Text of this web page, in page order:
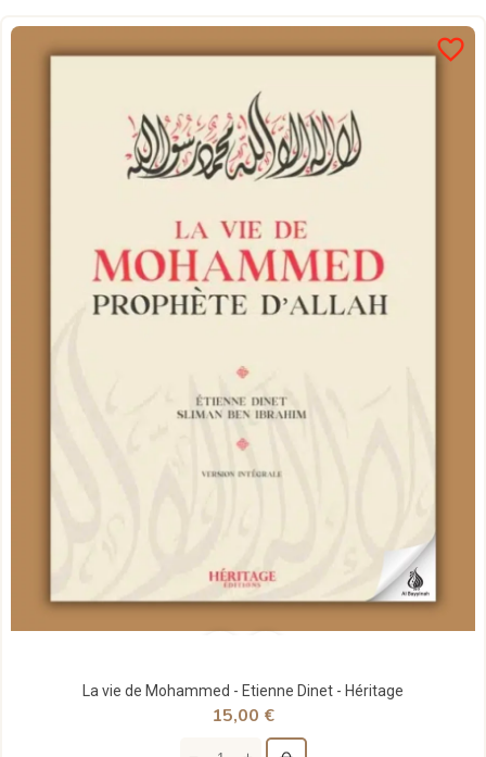
favorite_border
La vie de Mohammed - Etienne Dinet - Héritage
15,00 €